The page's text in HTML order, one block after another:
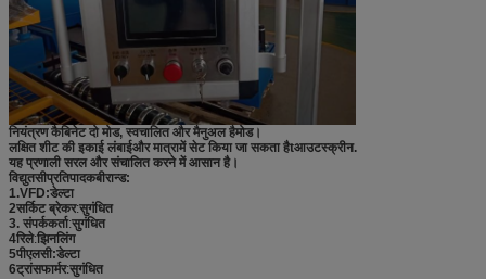
नियंत्रण कैबिनेट दो मोड, स्वचालित और मैनुअल हैमोड।
लक्षित शीट की इकाई लंबाईऔर मात्रामें सेट किया जा सकता हैtआउटस्क्रीन.
यह प्रणाली सरल और संचालित करने में आसान है।
विद्युतसीप्रतिपादकबीरान्ड:
1.VFD:डेल्टा
2सर्किट ब्रेकर:सुगंधित
3. संपर्ककर्ता:सुगंधित
4रिले:झिनलिंग
5पीएलसी:डेल्टा
6ट्रांसफार्मर:सुगंधित